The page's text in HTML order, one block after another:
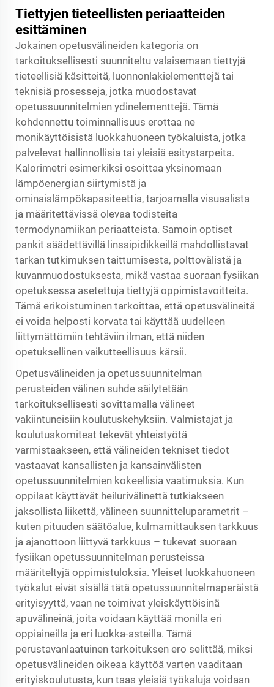
Tiettyjen tieteellisten periaatteiden
esittäminen
Jokainen opetusvälineiden kategoria on
tarkoituksellisesti suunniteltu valaisemaan tiettyjä
tieteellisiä käsitteitä, luonnonlakielementtejä tai
teknisiä prosesseja, jotka muodostavat
opetussuunnitelmien ydinelementtejä. Tämä
kohdennettu toiminnallisuus erottaa ne
monikäyttöisistä luokkahuoneen työkaluista, jotka
palvelevat hallinnollisia tai yleisiä esitystarpeita.
Kalorimetri esimerkiksi osoittaa yksinomaan
lämpöenergian siirtymistä ja
ominaislämpökapasiteettia, tarjoamalla visuaalista
ja määritettävissä olevaa todisteita
termodynamiikan periaatteista. Samoin optiset
pankit säädettävillä linssipidikkeillä mahdollistavat
tarkan tutkimuksen taittumisesta, polttovälistä ja
kuvanmuodostuksesta, mikä vastaa suoraan fysiikan
opetuksessa asetettuja tiettyjä oppimistavoitteita.
Tämä erikoistuminen tarkoittaa, että opetusvälineitä
ei voida helposti korvata tai käyttää uudelleen
liittymättömiin tehtäviin ilman, että niiden
opetuksellinen vaikutteellisuus kärsii.
Opetusvälineiden ja opetussuunnitelman
perusteiden välinen suhde säilytetään
tarkoituksellisesti sovittamalla välineet
vakiintuneisiin koulutuskehyksiin. Valmistajat ja
koulutuskomiteat tekevät yhteistyötä
varmistaakseen, että välineiden tekniset tiedot
vastaavat kansallisten ja kansainvälisten
opetussuunnitelmien kokeellisia vaatimuksia. Kun
oppilaat käyttävät heilurivälinettä tutkiakseen
jaksollista liikettä, välineen suunnitteluparametrit –
kuten pituuden säätöalue, kulmamittauksen tarkkuus
ja ajanottoon liittyvä tarkkuus – tukevat suoraan
fysiikan opetussuunnitelman perusteissa
määriteltyjä oppimistuloksia. Yleiset luokkahuoneen
työkalut eivät sisällä tätä opetussuunnitelmaperäistä
erityisyyttä, vaan ne toimivat yleiskäyttöisinä
apuvälineinä, joita voidaan käyttää monilla eri
oppiaineilla ja eri luokka-asteilla. Tämä
perustavanlaatuinen tarkoituksen ero selittää, miksi
opetusvälineiden oikeaa käyttöä varten vaaditaan
erityiskoulutusta, kun taas yleisiä työkaluja voidaan